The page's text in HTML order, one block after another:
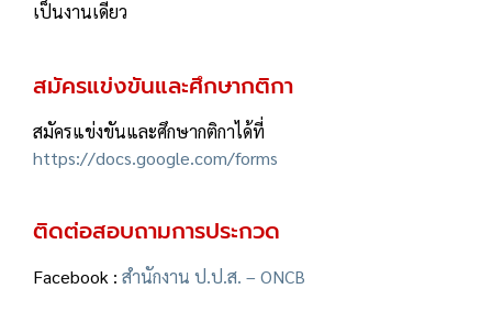
เป็นงานเดี่ยว
สมัครแข่งขันและศึกษากติกา
สมัครแข่งขันและศึกษากติกาได้ที่
https://docs.google.com/forms
ติดต่อสอบถามการประกวด
Facebook : สำนักงาน ป.ป.ส. – ONCB